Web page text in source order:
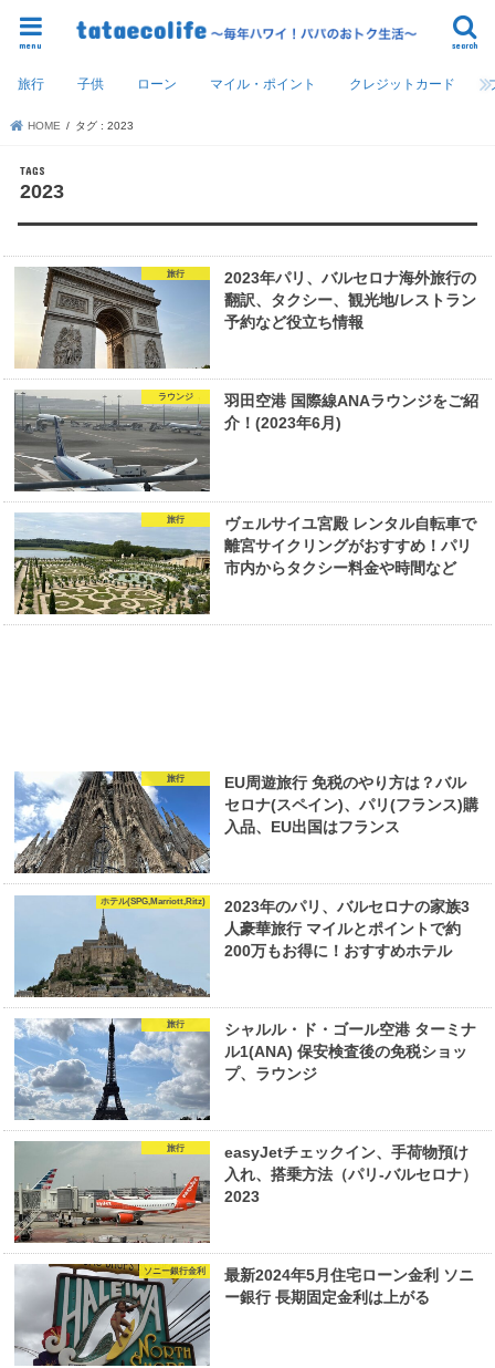
search
menu
旅行 子供 ローン マイル・ポイント クレジットカード
HOME タグ : 2023
2023
旅行
2023年パリ、バルセロナ海外旅行の
翻訳、タクシー、観光地/レストラン
予約など役立ち情報
ラウンジ
羽田空港 国際線ANAラウンジをご紹
介！(2023年6月)
旅行
ヴェルサイユ宮殿 レンタル自転車で
離宮サイクリングがおすすめ！パリ
市内からタクシー料金や時間など
旅行
EU周遊旅行 免税のやり方は？バル
セロナ(スペイン)、パリ(フランス)購
入品、EU出国はフランス
ホテル(SPG,Marriott,Ritz)
2023年のパリ、バルセロナの家族3
人豪華旅行 マイルとポイントで約
200万もお得に！おすすめホテル
旅行
シャルル・ド・ゴール空港 ターミナ
ル1(ANA) 保安検査後の免税ショッ
プ、ラウンジ
旅行
easyJetチェックイン、手荷物預け
入れ、搭乗方法（パリ-バルセロナ）
2023
ソニー銀行金利
最新2024年5月住宅ローン金利 ソニ
ー銀行 長期固定金利は上がる